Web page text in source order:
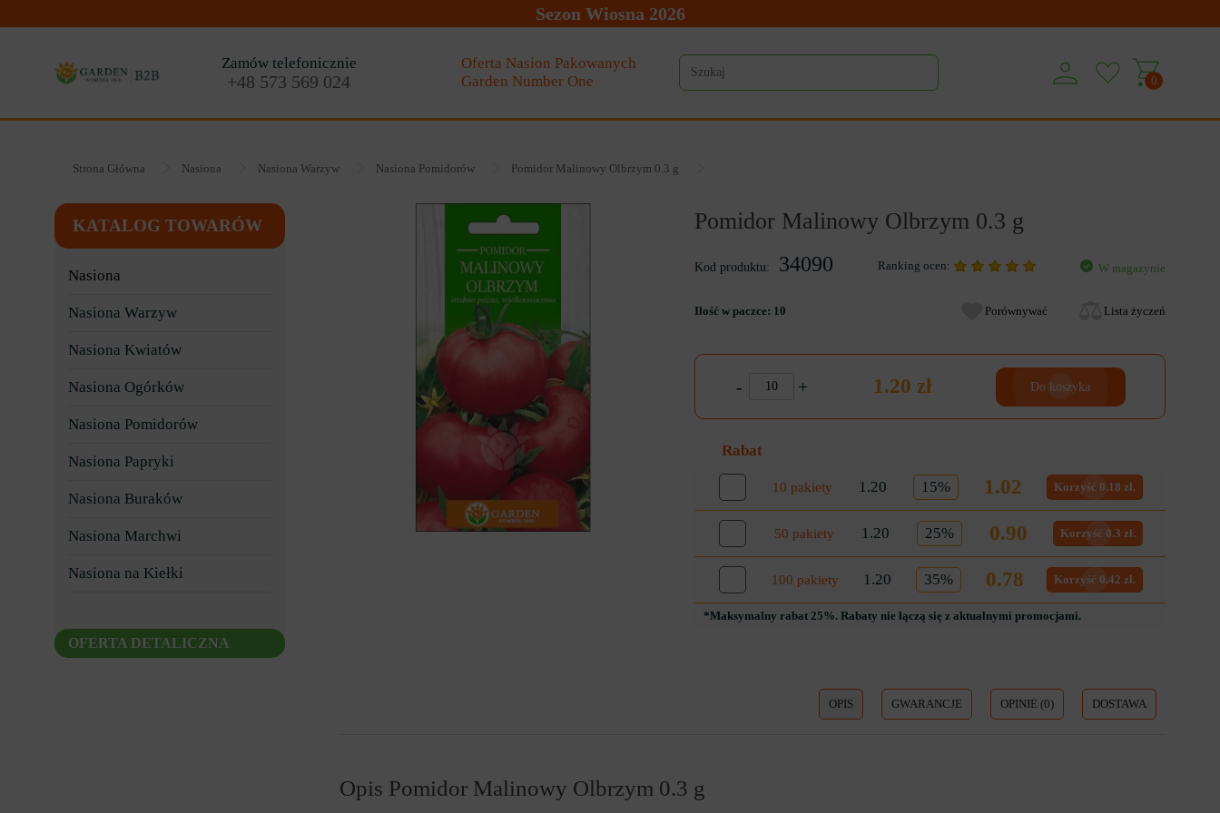
Sezon Wiosna 2026
Zamów telefonicznie
+48 573 569 024
Oferta Nasion Pakowanych
Garden Number One
0
Strona Główna Nasiona Nasiona Warzyw Nasiona Pomidorów Pomidor Malinowy Olbrzym 0.3 g
KATALOG TOWARÓW
Nasiona
Nasiona Warzyw
Nasiona Kwiatów
Nasiona Ogórków
Nasiona Pomidorów
Nasiona Papryki
Nasiona Buraków
Nasiona Marchwi
Nasiona na Kiełki
OFERTA DETALICZNA
Pomidor Malinowy Olbrzym 0.3 g
Kod produktu: 34090 Ranking ocen: W magazynie
Ilość w paczce: 10 Porównywać Lista życzeń
- + 1.20 zł Do koszyka
Rabat
10 pakiety 1.20 15% 1.02 Korzyść 0.18 zł.
50 pakiety 1.20 25% 0.90 Korzyść 0.3 zł.
100 pakiety 1.20 35% 0.78 Korzyść 0.42 zł.
*Maksymalny rabat 25%. Rabaty nie łączą się z aktualnymi promocjami.
OPIS GWARANCJE OPINIE (0) DOSTAWA
Opis Pomidor Malinowy Olbrzym 0.3 g